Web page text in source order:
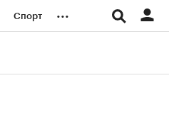
Спорт ...